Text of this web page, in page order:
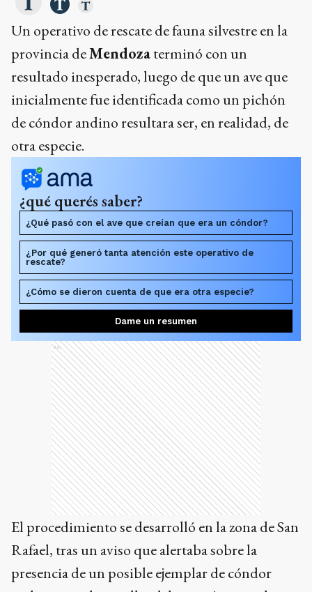
Un operativo de rescate de fauna silvestre en la
provincia deMendozaterminó con un
resultado inesperado, luego de que un ave que
inicialmente fue identificada como un pichón
de cóndor andino resultara ser, en realidad, de
otra especie.
¿qué querés saber?
¿Qué pasó con el ave que creían que era un cóndor?
¿Por qué generó tanta atención este operativo de
rescate?
¿Cómo se dieron cuenta de que era otra especie?
Dame un resumen
Ads
El procedimiento se desarrolló en la zona de San
Rafael, tras un aviso que alertaba sobre la
presencia de un posible ejemplar de cóndor